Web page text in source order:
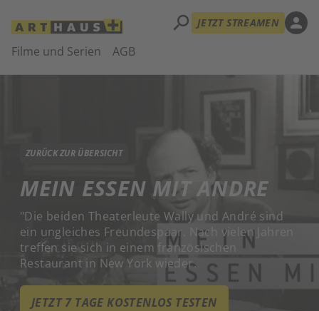
Filme und Serien AGB
search JETZT STREAMEN person
ZURÜCK ZUR ÜBERSICHT
MEIN ESSEN MIT ANDRE
"Die beiden Theaterleute Wally und André sind
ein ungleiches Freundespaar. Nach vielen Jahren
treffen sie sich in einem französischen
Restaurant in New York wieder.
JETZT 7 TAGE KOSTENLOS TESTEN